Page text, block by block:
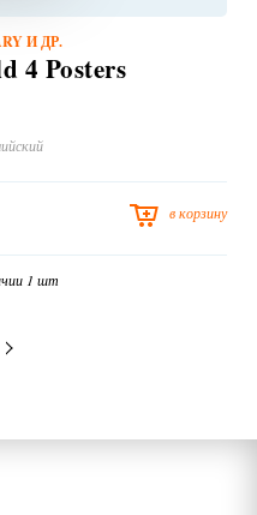
И ДР.
4 Posters
в корзину
1 шт